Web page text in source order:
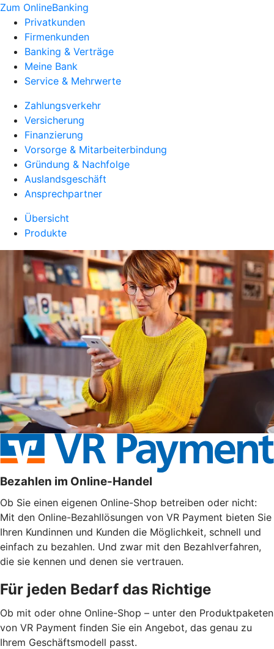
Zum OnlineBanking
Privatkunden
Firmenkunden
Banking & Verträge
Meine Bank
Service & Mehrwerte
Zahlungsverkehr
Versicherung
Finanzierung
Vorsorge & Mitarbeiterbindung
Gründung & Nachfolge
Auslandsgeschäft
Ansprechpartner
Übersicht
Produkte
Bezahlen im Online-Handel
Ob Sie einen eigenen Online-Shop betreiben oder nicht:
Mit den Online-Bezahllösungen von VR Payment bieten Sie
Ihren Kundinnen und Kunden die Möglichkeit, schnell und
einfach zu bezahlen. Und zwar mit den Bezahlverfahren,
die sie kennen und denen sie vertrauen.
Für jeden Bedarf das Richtige
Ob mit oder ohne Online-Shop – unter den Produktpaketen
von VR Payment finden Sie ein Angebot, das genau zu
Ihrem Geschäftsmodell passt.